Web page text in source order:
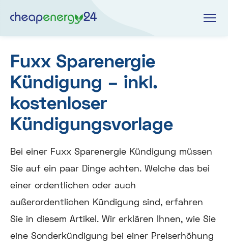
Fuxx Sparenergie
Kündigung – inkl.
kostenloser
Kündigungsvorlage
Bei einer Fuxx Sparenergie Kündigung müssen
Sie auf ein paar Dinge achten. Welche das bei
einer ordentlichen oder auch
außerordentlichen Kündigung sind, erfahren
Sie in diesem Artikel. Wir erklären Ihnen, wie Sie
eine Sonderkündigung bei einer Preiserhöhung